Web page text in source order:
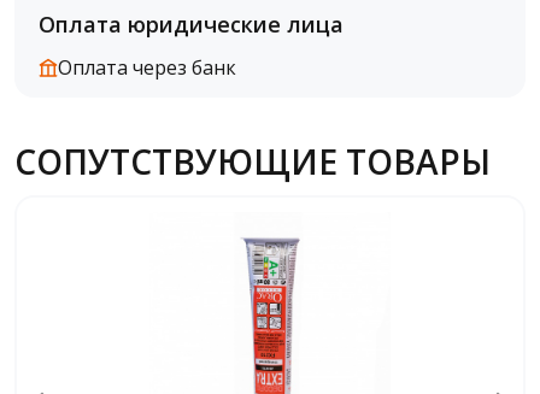
Оплата юридические лица
Оплата через банк
СОПУТСТВУЮЩИЕ ТОВАРЫ